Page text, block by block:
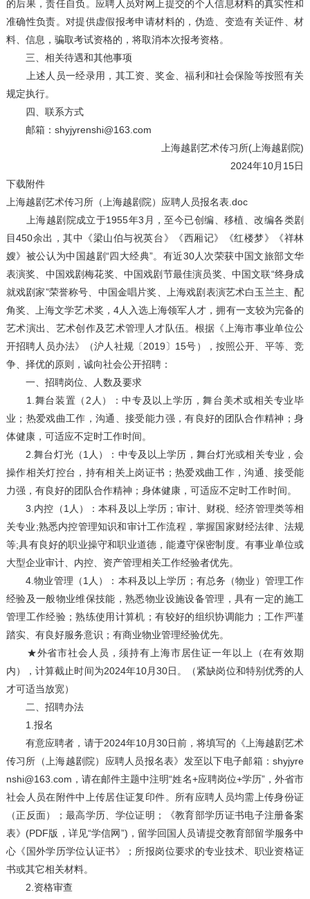
的后果，责任自负。应聘人员对网上提交的个人信息材料的真实性和
准确性负责。对提供虚假报考申请材料的，伪造、变造有关证件、材
料、信息，骗取考试资格的，将取消本次报考资格。
三、相关待遇和其他事项
上述人员一经录用，其工资、奖金、福利和社会保险等按照有关
规定执行。
四、联系方式
邮箱：shyjyrenshi@163.com
上海越剧艺术传习所(上海越剧院)
2024年10月15日
下载附件
上海越剧艺术传习所（上海越剧院）应聘人员报名表.doc
上海越剧院成立于1955年3月，至今已创编、移植、改编各类剧
目450余出，其中《梁山伯与祝英台》《西厢记》《红楼梦》《祥林
嫂》被公认为中国越剧“四大经典”。有近30人次荣获中国文旅部文华
表演奖、中国戏剧梅花奖、中国戏剧节最佳演员奖、中国文联“终身成
就戏剧家”荣誉称号、中国金唱片奖、上海戏剧表演艺术白玉兰主、配
角奖、上海文学艺术奖，4人入选上海领军人才，拥有一支较为完备的
艺术演出、艺术创作及艺术管理人才队伍。根据《上海市事业单位公
开招聘人员办法》（沪人社规〔2019〕15号），按照公开、平等、竞
争、择优的原则，诚向社会公开招聘：
一、招聘岗位、人数及要求
1.舞台装置（2人）：中专及以上学历，舞台美术或相关专业毕
业；热爱戏曲工作，沟通、接受能力强，有良好的团队合作精神；身
体健康，可适应不定时工作时间。
2.舞台灯光（1人）：中专及以上学历，舞台灯光或相关专业，会
操作相关灯控台，持有相关上岗证书；热爱戏曲工作，沟通、接受能
力强，有良好的团队合作精神；身体健康，可适应不定时工作时间。
3.内控（1人）：本科及以上学历；审计、财税、经济管理类等相
关专业;熟悉内控管理知识和审计工作流程，掌握国家财经法律、法规
等;具有良好的职业操守和职业道德，能遵守保密制度。有事业单位或
大型企业审计、内控、资产管理相关工作经验者优先。
4.物业管理（1人）：本科及以上学历；有总务（物业）管理工作
经验及一般物业维保技能，熟悉物业设施设备管理，具有一定的施工
管理工作经验；熟练使用计算机；有较好的组织协调能力；工作严谨
踏实、有良好服务意识；有商业物业管理经验优先。
★外省市社会人员，须持有上海市居住证一年以上（在有效期
内），计算截止时间为2024年10月30日。（紧缺岗位和特别优秀的人
才可适当放宽）
二、招聘办法
1.报名
有意应聘者，请于2024年10月30日前，将填写的《上海越剧艺术
传习所（上海越剧院）应聘人员报名表》发至以下电子邮箱：shyjyre
nshi@163.com，请在邮件主题中注明“姓名+应聘岗位+学历”，外省市
社会人员在附件中上传居住证复印件。所有应聘人员均需上传身份证
（正反面）；最高学历、学位证明；《教育部学历证书电子注册备案
表》(PDF版，详见“学信网”)，留学回国人员请提交教育部留学服务中
心《国外学历学位认证书》；所报岗位要求的专业技术、职业资格证
书或其它相关材料。
2.资格审查